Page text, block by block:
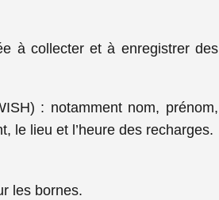
à collecter et à enregistrer des
: notamment nom, prénom,
le lieu et l’heure des recharges.
les bornes.